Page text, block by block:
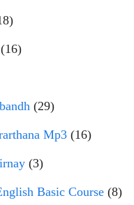
(16)
(29)
Mp3 (16)
(3)
Basic Course (8)